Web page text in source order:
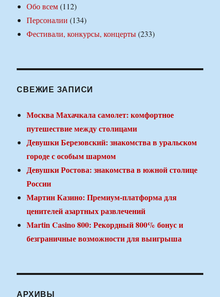
Обо всем(112)
Персоналии (134)
Фестивали, конкурсы, концерты(233)
СВЕЖИЕ ЗАПИСИ
Москва Махачкала самолет: комфортное
путешествие между столицами
Девушки Березовский: знакомства в уральском
городе с особым шармом
Девушки Ростова: знакомства в южной столице
России
Мартин Казино: Премиум-платформа для
ценителей азартных развлечений
Martin Casino 800: Рекордный 800% бонус и
безграничные возможности для выигрыша
АРХИВЫ